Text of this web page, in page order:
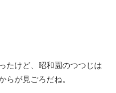
たけど、昭和園のつつじは
らが見ごろだね。